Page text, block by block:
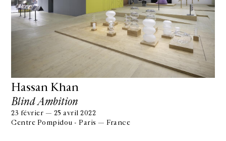
Hassan Khan
Blind Ambition
23 février — 25 avril 2022
Centre Pompidou - Paris — France